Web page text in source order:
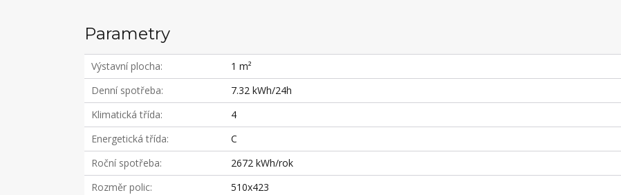
Parametry
Výstavní plocha
1 m²
Denní spotřeba
7.32 kWh/24h
Klimatická třída
4
Energetická třída
C
Roční spotřeba
2672 kWh/rok
Rozměr polic
510x423